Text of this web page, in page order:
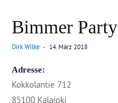
Bimmer Party
Dirk Wilke - 14. März 2018
Adresse:
Kokkolantie 712
85100 Kalajoki